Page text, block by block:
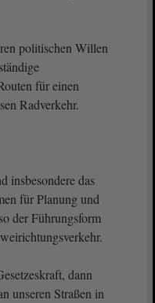
politischen Willen
für einen
Radverkehr.
insbesondere das
für Planung und
der Führungsform
dann
unseren Straßen in